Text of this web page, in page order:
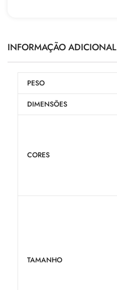
INFORMAÇÃO ADICIONAL
PESO
DIMENSÕES
CORES
TAMANHO